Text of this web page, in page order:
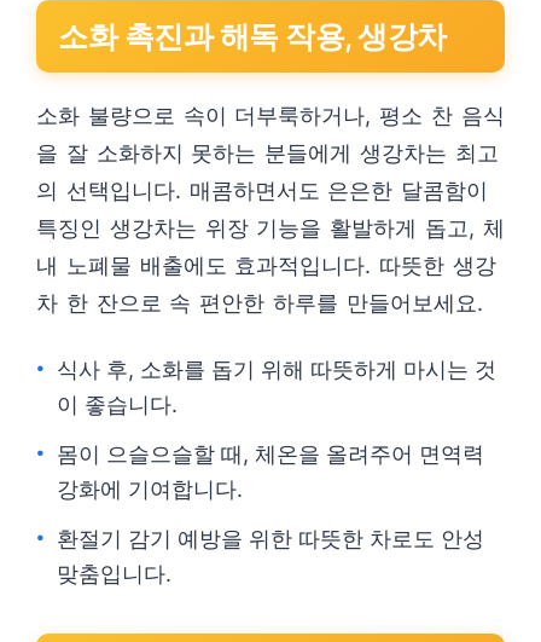
소화 촉진과 해독 작용, 생강차
소화 불량으로 속이 더부룩하거나, 평소 찬 음식
을 잘 소화하지 못하는 분들에게 생강차는 최고
의 선택입니다. 매콤하면서도 은은한 달콤함이
특징인 생강차는 위장 기능을 활발하게 돕고, 체
내 노폐물 배출에도 효과적입니다. 따뜻한 생강
차 한 잔으로 속 편안한 하루를 만들어보세요.
식사 후, 소화를 돕기 위해 따뜻하게 마시는 것
이 좋습니다.
몸이 으슬으슬할 때, 체온을 올려주어 면역력
강화에 기여합니다.
환절기 감기 예방을 위한 따뜻한 차로도 안성
맞춤입니다.